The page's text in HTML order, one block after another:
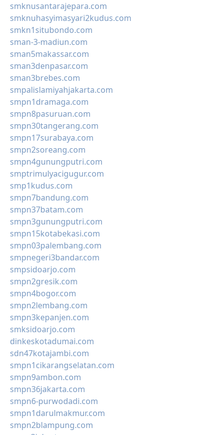
smknusantarajepara.com
smknuhasyimasyari2kudus.com
smkn1situbondo.com
sman-3-madiun.com
sman5makassar.com
sman3denpasar.com
sman3brebes.com
smpalislamiyahjakarta.com
smpn1dramaga.com
smpn8pasuruan.com
smpn30tangerang.com
smpn17surabaya.com
smpn2soreang.com
smpn4gunungputri.com
smptrimulyacigugur.com
smp1kudus.com
smpn7bandung.com
smpn37batam.com
smpn3gunungputri.com
smpn15kotabekasi.com
smpn03palembang.com
smpnegeri3bandar.com
smpsidoarjo.com
smpn2gresik.com
smpn4bogor.com
smpn2lembang.com
smpn3kepanjen.com
smksidoarjo.com
dinkeskotadumai.com
sdn47kotajambi.com
smpn1cikarangselatan.com
smpn9ambon.com
smpn36jakarta.com
smpn6-purwodadi.com
smpn1darulmakmur.com
smpn2blampung.com